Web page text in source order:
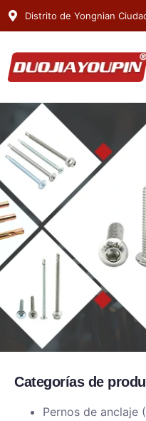
Distrito de Yongnian
Categorías de
Pernos de anclaje